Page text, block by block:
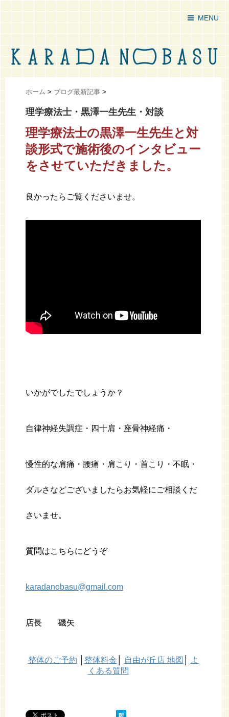
MENU
ホーム > ブログ最新記事 >
理学療法士・黒澤一生先生・対談
理学療法士の黒澤一生先生と対
談形式で施術後のインタビュー
をさせていただきました。
良かったらご覧くださいませ。
いかがでしたでしょうか？
自律神経失調症・四十肩・座骨神経痛・
慢性的な肩痛・腰痛・肩こり・首こり・不眠・
ダルさなどございましたらお気軽にご相談くだ
さいませ。
質問はこちらにどうぞ
karadanobasu@gmail.com
店長 磯矢
整体のご予約 整体料金 自由が丘店 地図
よ
くある質問